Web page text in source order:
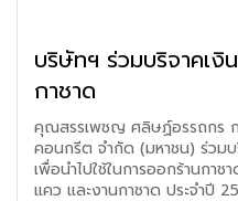
บริษัทฯ ร่วมบริจาคเงิ
กาชาด
คุณสรรเพชญ ศลิษฏ์อรรถกร
คอนกรีต จำกัด (มหาชน) ร่วมบ
เพื่อนำไปใช้ในการออกร้านกา
แคว และงานกาชาด ประจำปี